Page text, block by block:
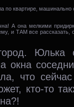
по квартире,
А она мелкими
и ТАМ все
окна
что
кто-то